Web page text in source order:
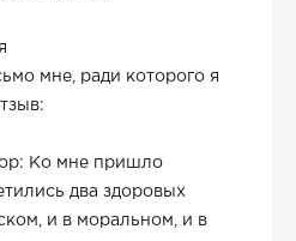
мне, ради которого я
Ко мне пришло
два здоровых
и в моральном, и в